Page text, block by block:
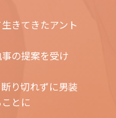
きてきたアント
の提案を受け
り切れずに男装
とに